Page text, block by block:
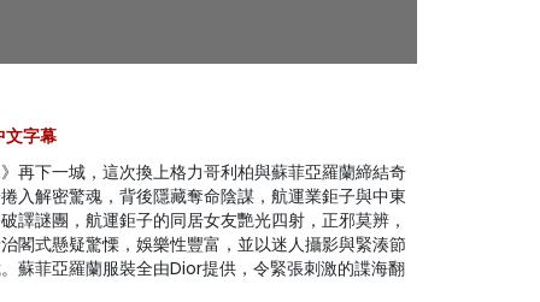
文字幕
再下一城，這次換上格力哥利柏與蘇菲亞羅蘭締結奇
入解密驚魂，背後隱藏奪命陰謀，航運業鉅子與中東
譯謎團，航運鉅子的同居女友艷光四射，正邪莫辨，
閣式懸疑驚慄，娛樂性豐富，並以迷人攝影與緊湊節
蘇菲亞羅蘭服裝全由Dior提供，令緊張刺激的諜海翻